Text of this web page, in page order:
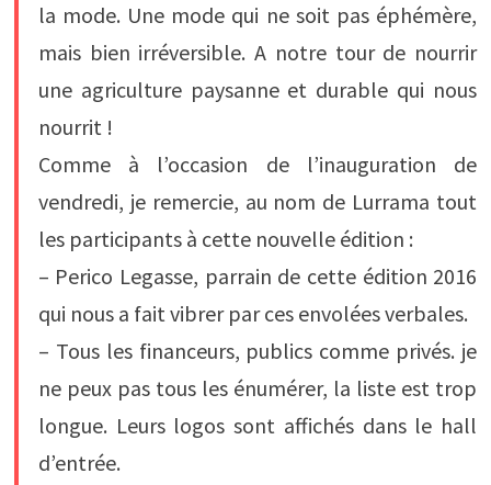
la mode. Une mode qui ne soit pas éphémère,
mais bien irréversible. A notre tour de nourrir
une agriculture paysanne et durable qui nous
nourrit !
Comme à l’occasion de l’inauguration de
vendredi, je remercie, au nom de Lurrama tout
les participants à cette nouvelle édition :
– Perico Legasse, parrain de cette édition 2016
qui nous a fait vibrer par ces envolées verbales.
– Tous les financeurs, publics comme privés. je
ne peux pas tous les énumérer, la liste est trop
longue. Leurs logos sont affichés dans le hall
d’entrée.